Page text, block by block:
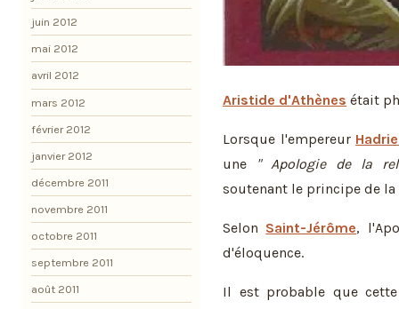
Aristide d'Athènes était
Lorsque l'empereur
une
" Apologie de la
soutenant le principe de
Selon Saint-Jérôme,
d'éloquence.
Il est probable que
juin 2012
mai 2012
avril 2012
mars 2012
février 2012
janvier 2012
décembre 2011
novembre 2011
octobre 2011
septembre 2011
août 2011